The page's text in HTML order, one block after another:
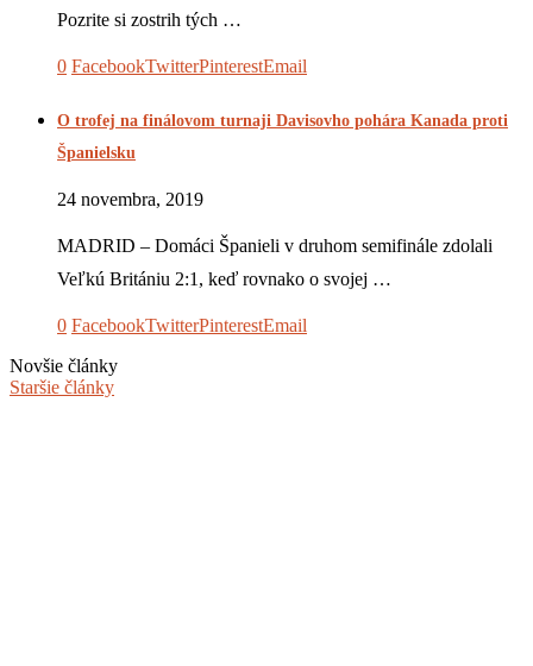
Pozrite si zostrih tých …
0 FacebookTwitterPinterestEmail
O trofej na finálovom turnaji Davisovho pohára Kanada proti
Španielsku
24 novembra, 2019
MADRID – Domáci Španieli v druhom semifinále zdolali
Veľkú Britániu 2:1, keď rovnako o svojej …
0 FacebookTwitterPinterestEmail
Novšie články
Staršie články